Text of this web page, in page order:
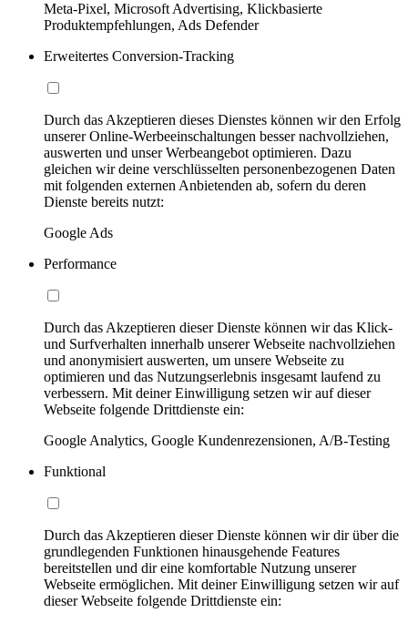
Meta-Pixel, Microsoft Advertising, Klickbasierte
Produktempfehlungen, Ads Defender
Erweitertes Conversion-Tracking
Durch das Akzeptieren dieses Dienstes können wir den Erfolg
unserer Online-Werbeeinschaltungen besser nachvollziehen,
auswerten und unser Werbeangebot optimieren. Dazu
gleichen wir deine verschlüsselten personenbezogenen Daten
mit folgenden externen Anbietenden ab, sofern du deren
Dienste bereits nutzt:
Google Ads
Performance
Durch das Akzeptieren dieser Dienste können wir das Klick-
und Surfverhalten innerhalb unserer Webseite nachvollziehen
und anonymisiert auswerten, um unsere Webseite zu
optimieren und das Nutzungserlebnis insgesamt laufend zu
verbessern. Mit deiner Einwilligung setzen wir auf dieser
Webseite folgende Drittdienste ein:
Google Analytics, Google Kundenrezensionen, A/B-Testing
Funktional
Durch das Akzeptieren dieser Dienste können wir dir über die
grundlegenden Funktionen hinausgehende Features
bereitstellen und dir eine komfortable Nutzung unserer
Webseite ermöglichen. Mit deiner Einwilligung setzen wir auf
dieser Webseite folgende Drittdienste ein: